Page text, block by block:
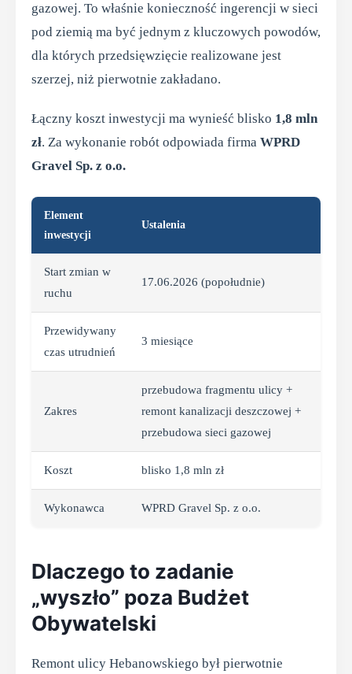
gazowej. To właśnie konieczność ingerencji w sieci
pod ziemią ma być jednym z kluczowych powodów,
dla których przedsięwzięcie realizowane jest
szerzej, niż pierwotnie zakładano.
Łączny koszt inwestycji ma wynieść blisko 1,8 mln
zł. Za wykonanie robót odpowiada firma WPRD
Gravel Sp. z o.o.
Element
inwestycji
Ustalenia
Start zmian w
ruchu
17.06.2026 (popołudnie)
Przewidywany
czas utrudnień
3 miesiące
Zakres
przebudowa fragmentu ulicy +
remont kanalizacji deszczowej +
przebudowa sieci gazowej
Koszt blisko 1,8 mln zł
Wykonawca WPRD Gravel Sp. z o.o.
Dlaczego to zadanie
„wyszło” poza Budżet
Obywatelski
Remont ulicy Hebanowskiego był pierwotnie